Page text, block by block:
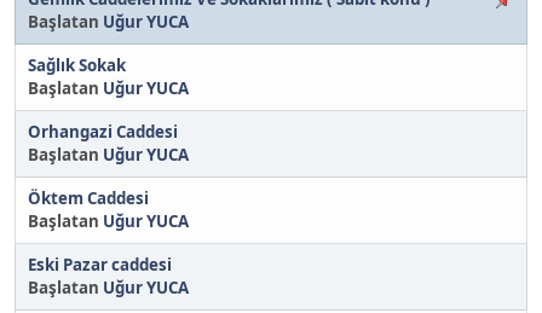
Başlatan Uğur YUCA
Sağlık Sokak
Başlatan Uğur YUCA
Orhangazi Caddesi
Başlatan Uğur YUCA
Öktem Caddesi
Başlatan Uğur YUCA
Eski Pazar caddesi
Başlatan Uğur YUCA